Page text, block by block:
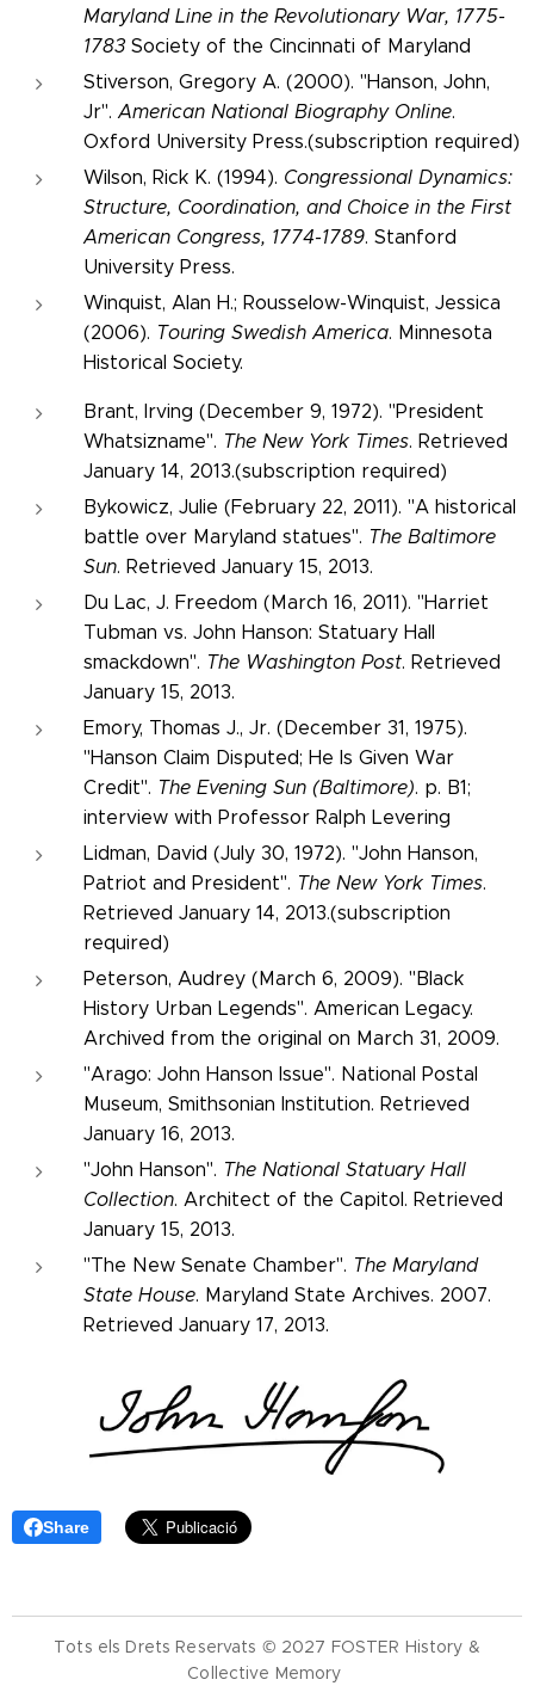
Maryland Line in the Revolutionary War, 1775-
1783 Society of the Cincinnati of Maryland
Stiverson, Gregory A. (2000). "Hanson, John,
Jr".American National Biography Online.
Oxford University Press.(subscription required)
Wilson, Rick K. (1994). Congressional Dynamics:
Structure, Coordination, and Choice in the First
American Congress, 1774-1789. Stanford
University Press.
Winquist, Alan H.; Rousselow-Winquist, Jessica
(2006). Touring Swedish America. Minnesota
Historical Society.
Brant, Irving (December 9, 1972). "President
Whatsizname". The New York Times. Retrieved
January 14, 2013.(subscription required)
Bykowicz, Julie (February 22, 2011). "A historical
battle over Maryland statues". The Baltimore
Sun. Retrieved January 15, 2013.
Du Lac, J. Freedom (March 16, 2011). "Harriet
Tubman vs. John Hanson: Statuary Hall
smackdown". The Washington Post. Retrieved
January 15, 2013.
Emory, Thomas J., Jr. (December 31, 1975).
"Hanson Claim Disputed; He Is Given War
Credit". The Evening Sun (Baltimore). p. B1;
interview with Professor Ralph Levering
Lidman, David (July 30, 1972). "John Hanson,
Patriot and President". The New York Times.
Retrieved January 14, 2013.(subscription
required)
Peterson, Audrey (March 6, 2009). "Black
History Urban Legends". American Legacy.
Archived from the original on March 31, 2009.
"Arago: John Hanson Issue". National Postal
Museum, Smithsonian Institution. Retrieved
January 16, 2013.
"John Hanson". The National Statuary Hall
Collection. Architect of the Capitol. Retrieved
January 15, 2013.
"The New Senate Chamber". The Maryland
State House. Maryland State Archives. 2007.
Retrieved January 17, 2013.
Share
Tots els Drets Reservats © 2027 FOSTER History &
Collective Memory